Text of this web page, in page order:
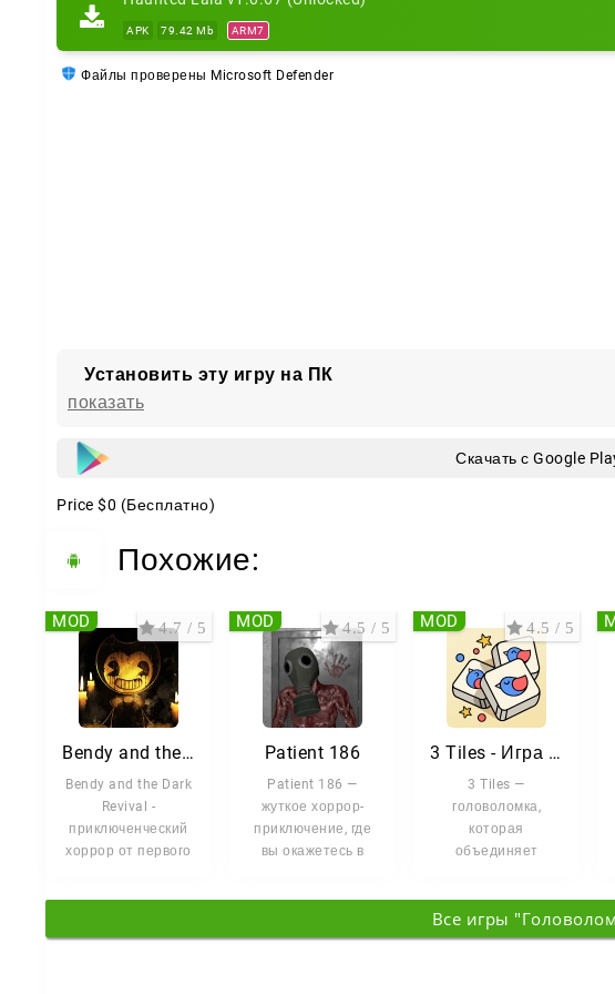
APK 79.42 Mb ARM7
Файлы проверены Microsoft Defender
Установить эту игру на ПК
показать
Скачать с Google
Price $0 (Бесплатно)
Похожие:
Bendy and the Dark Revival
Bendy and the Dark
Revival -
приключенческий
хоррор от первого
4.7 / 5
MOD
Patient 186
Patient 186 —
жуткое хоррор-
приключение, где
вы окажетесь в
4.5 / 5
MOD
3 Tiles - Игра головоломка
3 Tiles —
головоломка,
которая
объединяет
механики на
совпадение
4.5 / 5
MOD
Все игры